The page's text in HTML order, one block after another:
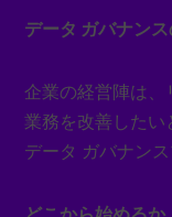
データ ガバナン
企業の経営陣は、
業務を改善した
データ ガバナン